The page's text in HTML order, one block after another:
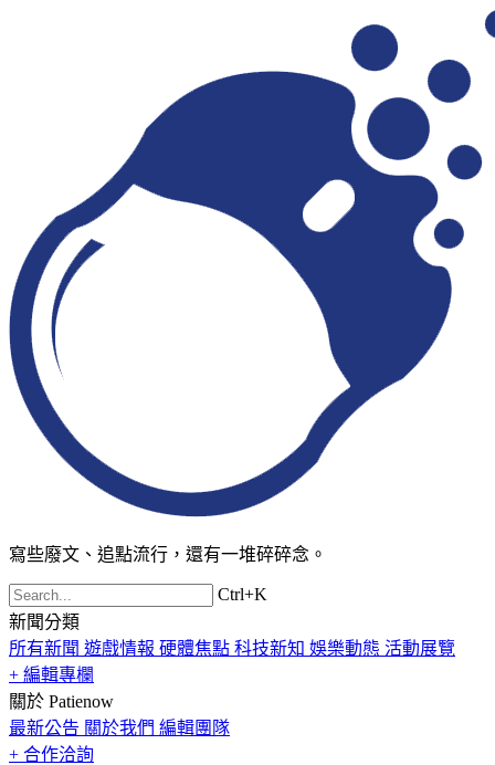
寫些廢文、追點流行，還有一堆碎碎念。
Ctrl+K
新聞分類
所有新聞 遊戲情報 硬體焦點 科技新知 娛樂動態 活動展覽
+ 編輯專欄
關於 Patienow
最新公告 關於我們 編輯團隊
+ 合作洽詢